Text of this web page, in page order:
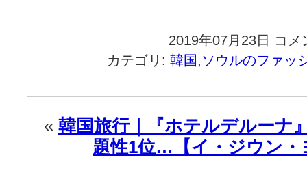
2019年07月23日
韓
旅
｜
タ
イ
ル
コメ
カテゴリ: 韓国,ソウルのファッ
« 韓国旅行｜『ホテルデルーナ
題性1位…【イ・ジウン・